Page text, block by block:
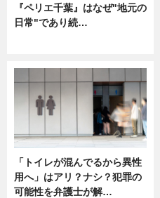
『ペリエ千葉』はなぜ"地元の
日常"であり続…
「トイレが混んでるから異性
用へ」はアリ？ナシ？犯罪の
可能性を弁護士が解…